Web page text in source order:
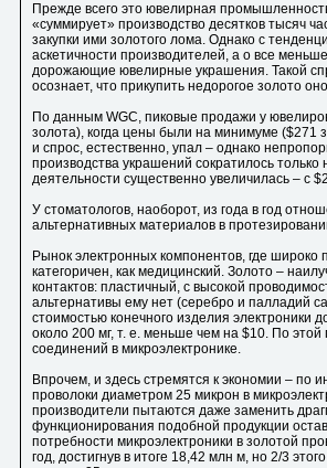
Прежде всего это ювелирная
«суммирует» производство десятков тысяч
закупки ими золотого лома. Однако с
аскетичности производителей, а о все
дорожающие ювелирные украшения. Такой
осознает, что прикупить недорогое золото
По данным WGС, пиковые продажи у
золота), когда цены были на минимуме ($271
и спрос, естественно, упал – однако
производства украшений сократилось только
деятельности существенно увеличилась – с
У стоматологов, наоборот, из года в год
альтернативных материалов в
Рынок электронных компонентов, где
категоричен, как медицинский. Золото –
контактов: пластичный, с высокой
альтернативы ему нет (серебро и палладий
стоимостью конечного изделия электроники
около 200 мг, т. е. меньше чем на $10. По этой
соединений в микроэлектронике.
Впрочем, и здесь стремятся к экономии – по
проволоки диаметром 25 микрон в
производители пытаются даже заменить
функционирования подобной продукции
потребности микроэлектроники в золотой
год, достигнув в итоге 18,42 млн м, но 2/3